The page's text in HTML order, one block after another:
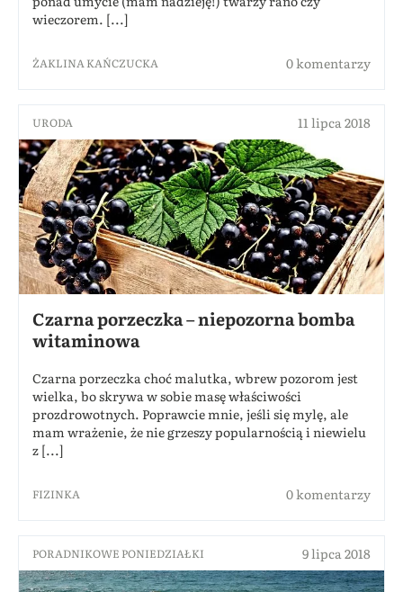
wieczorem. [...]
ŻAKLINA KAŃCZUCKA 0 komentarzy
URODA 11 lipca 2018
Czarna porzeczka – niepozorna bomba
witaminowa
Czarna porzeczka choć malutka, wbrew pozorom jest
wielka, bo skrywa w sobie masę właściwości
prozdrowotnych. Poprawcie mnie, jeśli się mylę, ale
mam wrażenie, że nie grzeszy popularnością i niewielu
z [...]
FIZINKA 0 komentarzy
PORADNIKOWE PONIEDZIAŁKI 9 lipca 2018